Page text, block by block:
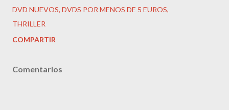
DVD NUEVOS DVDS POR MENOS DE 5 EUROS
THRILLER
COMPARTIR
Comentarios